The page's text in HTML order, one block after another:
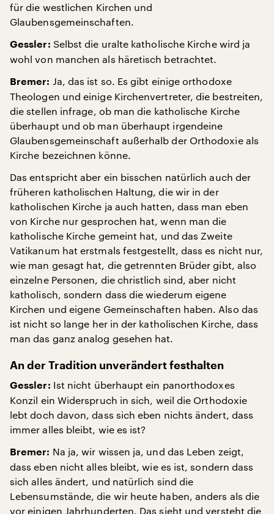
für die westlichen Kirchen und
Glaubensgemeinschaften.
Gessler: Selbst die uralte katholische Kirche wird ja
wohl von manchen als häretisch betrachtet.
Bremer: Ja, das ist so. Es gibt einige orthodoxe
Theologen und einige Kirchenvertreter, die bestreiten,
die stellen infrage, ob man die katholische Kirche
überhaupt und ob man überhaupt irgendeine
Glaubensgemeinschaft außerhalb der Orthodoxie als
Kirche bezeichnen könne.
Das entspricht aber ein bisschen natürlich auch der
früheren katholischen Haltung, die wir in der
katholischen Kirche ja auch hatten, dass man eben
von Kirche nur gesprochen hat, wenn man die
katholische Kirche gemeint hat, und das Zweite
Vatikanum hat erstmals festgestellt, dass es nicht nur,
wie man gesagt hat, die getrennten Brüder gibt, also
einzelne Personen, die christlich sind, aber nicht
katholisch, sondern dass die wiederum eigene
Kirchen und eigene Gemeinschaften haben. Also das
ist nicht so lange her in der katholischen Kirche, dass
man das ganz analog gesehen hat.
An der Tradition unverändert festhalten
Gessler: Ist nicht überhaupt ein panorthodoxes
Konzil ein Widerspruch in sich, weil die Orthodoxie
lebt doch davon, dass sich eben nichts ändert, dass
immer alles bleibt, wie es ist?
Bremer: Na ja, wir wissen ja, und das Leben zeigt,
dass eben nicht alles bleibt, wie es ist, sondern dass
sich alles ändert, und natürlich sind die
Lebensumstände, die wir heute haben, anders als die
vor einigen Jahrhunderten. Das sieht und versteht die